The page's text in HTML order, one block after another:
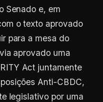
Senado e, em
o texto aprovado
para a mesa do
aprovado uma
Act juntamente
Anti-CBDC,
legislativo por uma